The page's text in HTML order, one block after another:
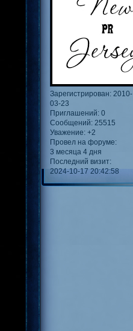
Зарегистрирован: 2010-
03-23
Приглашений: 0
Сообщений: 25515
Уважение: +2
Провел на форуме:
3 месяца 4 дня
Последний визит:
2024-10-17 20:42:58